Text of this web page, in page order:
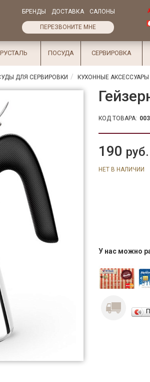
БРЕНДЫ ДОСТАВКА САЛОНЫ
ПЕРЕЗВОНИТЕ МНЕ
ПОСУДА СЕРВИРОВКА
ДЛЯ СЕРВИРОВКИ КУХОННЫЕ АКСЕССУАРЫ
КОД ТОВАРА:
190 руб.
НЕТ В НАЛИЧИИ
У нас можно